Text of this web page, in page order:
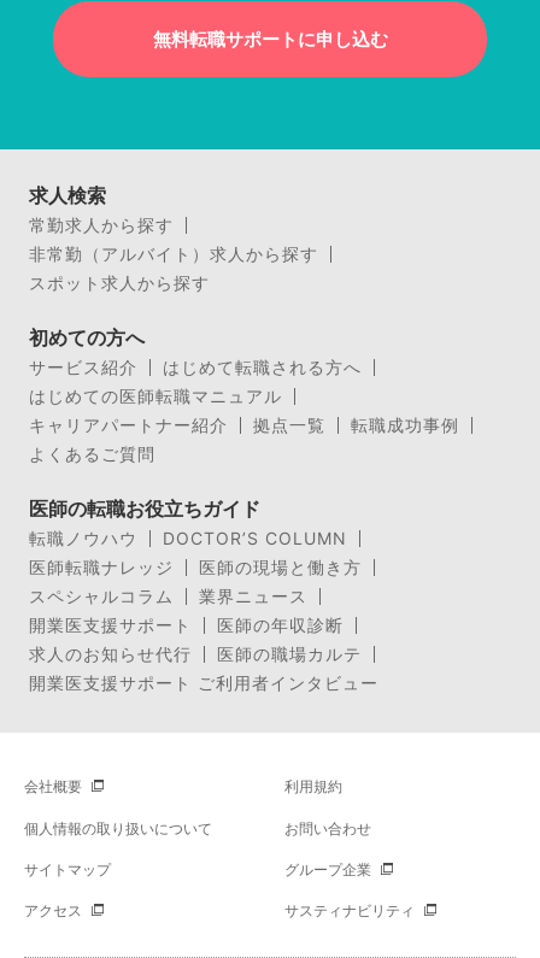
無料転職サポートに申し込む
求人検索
常勤求人から探す
非常勤（アルバイト）求人から探す
スポット求人から探す
初めての方へ
サービス紹介
はじめて転職される方へ
はじめての医師転職マニュアル
キャリアパートナー紹介
拠点一覧
転職成功事例
よくあるご質問
医師の転職お役立ちガイド
転職ノウハウ
DOCTOR’S COLUMN
医師転職ナレッジ
医師の現場と働き方
スペシャルコラム
業界ニュース
開業医支援サポート
医師の年収診断
求人のお知らせ代行
医師の職場カルテ
開業医支援サポート ご利用者インタビュー
会社概要 利用規約
個人情報の取り扱いについて お問い合わせ
サイトマップ グループ企業
アクセス サスティナビリティ